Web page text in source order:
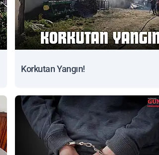
Korkutan Yangın!